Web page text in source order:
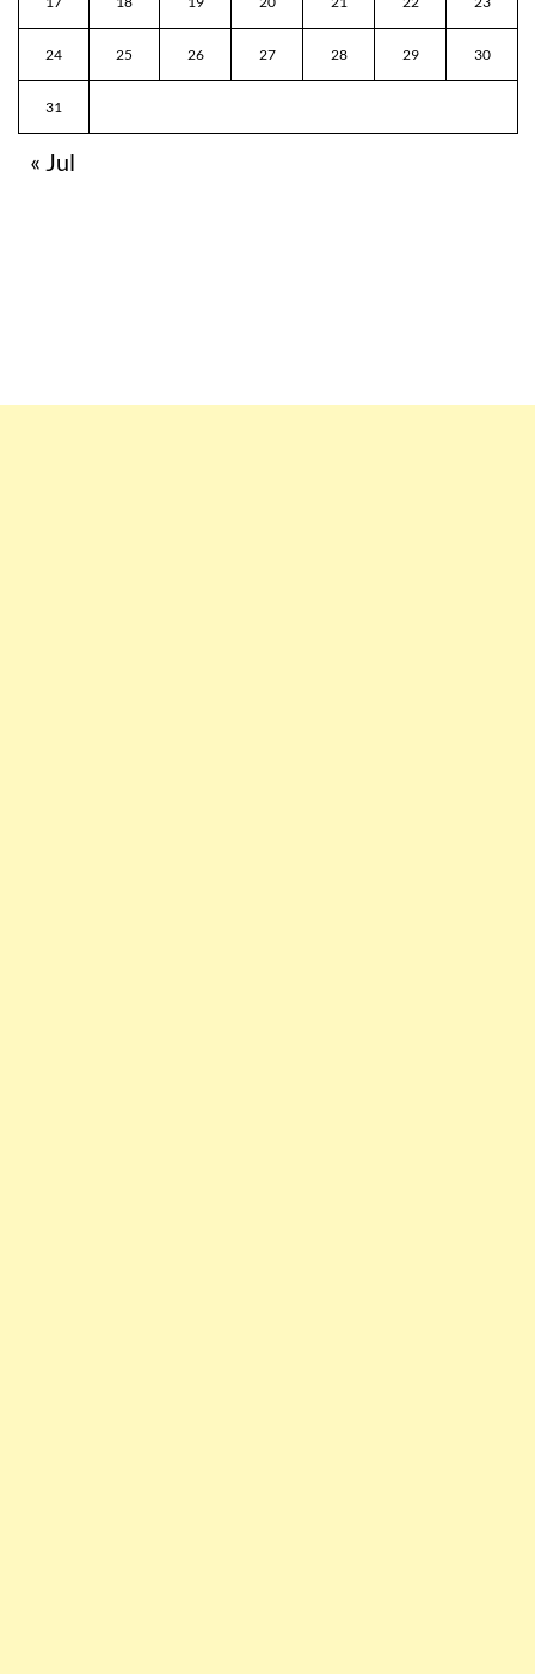
24 25 26 27 28 29 30
31
« Jul